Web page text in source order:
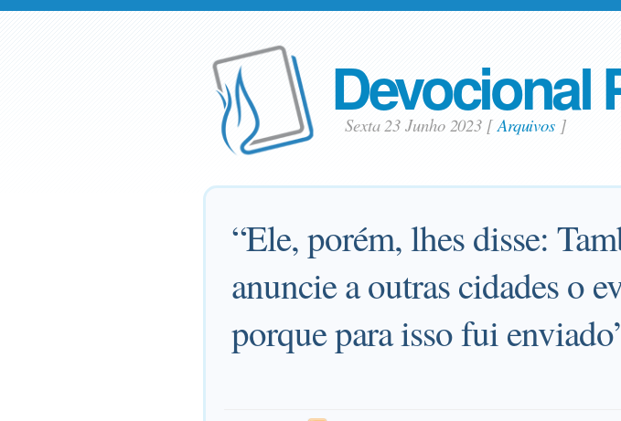
Devocional
Sexta 23 Junho 2023 [Arquivos ]
“Ele, porém, lhes disse:
anuncie a outras cidades o
porque para isso fui